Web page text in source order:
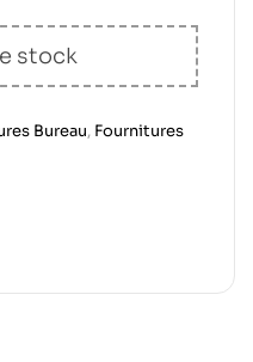
stock
Bureau, Fournitures